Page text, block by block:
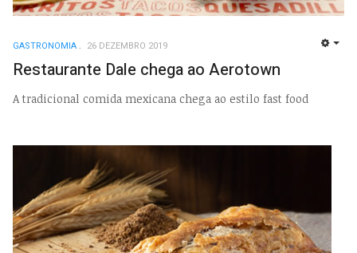
GASTRONOMIA 26 DEZEMBRO 2019
Restaurante Dale chega ao Aerotown
A tradicional comida mexicana chega ao estilo fast food